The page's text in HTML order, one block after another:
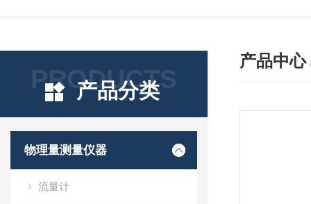
PRODUCTS
产品分类
物理量测量仪器
流量计
产品中心